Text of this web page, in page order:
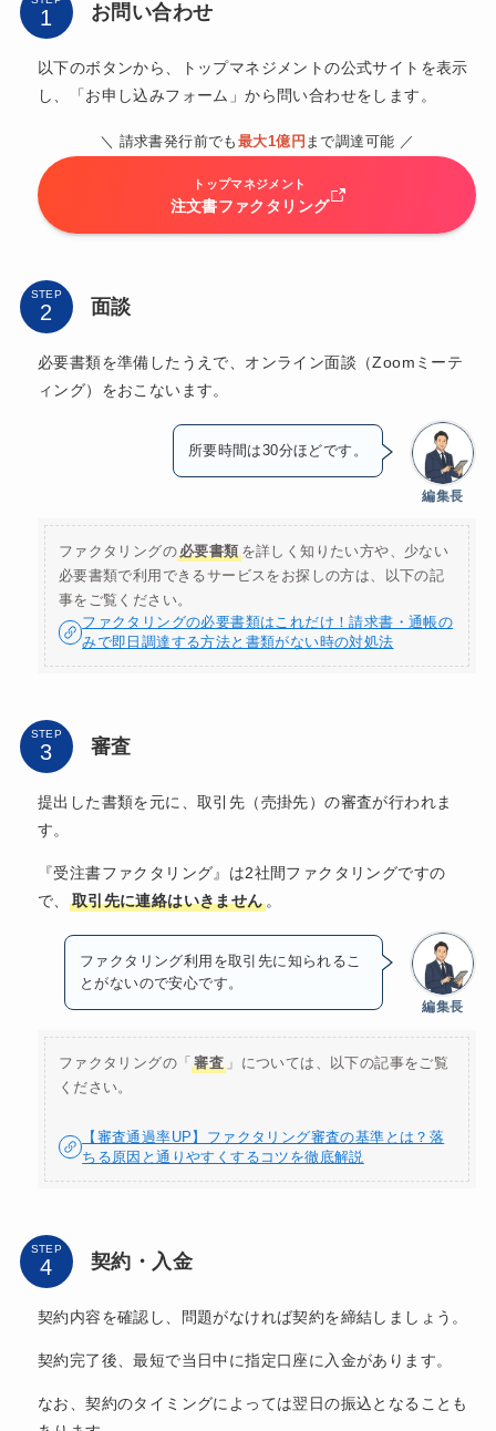
お問い合わせ
以下のボタンから、トップマネジメントの公式サイトを表示
し、「お申し込みフォーム」から問い合わせをします。
＼ 請求書発行前でも 最大1億円 まで調達可能 ／
トップマネジメント
注文書ファクタリング
STEP
面談
必要書類を準備したうえで、オンライン面談（Zoomミーテ
ィング）をおこないます。
編集長
所要時間は30分ほどです。
ファクタリングの必要書類を詳しく知りたい方や、少ない
必要書類で利用できるサービスをお探しの方は、以下の記
事をご覧ください。
ファクタリングの必要書類はこれだけ！請求書・通帳の
みで即日調達する方法と書類がない時の対処法
STEP
審査
提出した書類を元に、取引先（売掛先）の審査が行われま
す。
『受注書ファクタリング』は2社間ファクタリングですの
で、
取引先に連絡はいきません。
編集長
ファクタリング利用を取引先に知られるこ
とがないので安心です。
ファクタリングの「 審査 」については、以下の記事をご覧
ください。
【審査通過率UP】ファクタリング審査の基準とは？落
ちる原因と通りやすくするコツを徹底解説
STEP
契約・入金
契約内容を確認し、問題がなければ契約を締結しましょう。
契約完了後、最短で当日中に指定口座に入金があります。
なお、契約のタイミングによっては翌日の振込となることも